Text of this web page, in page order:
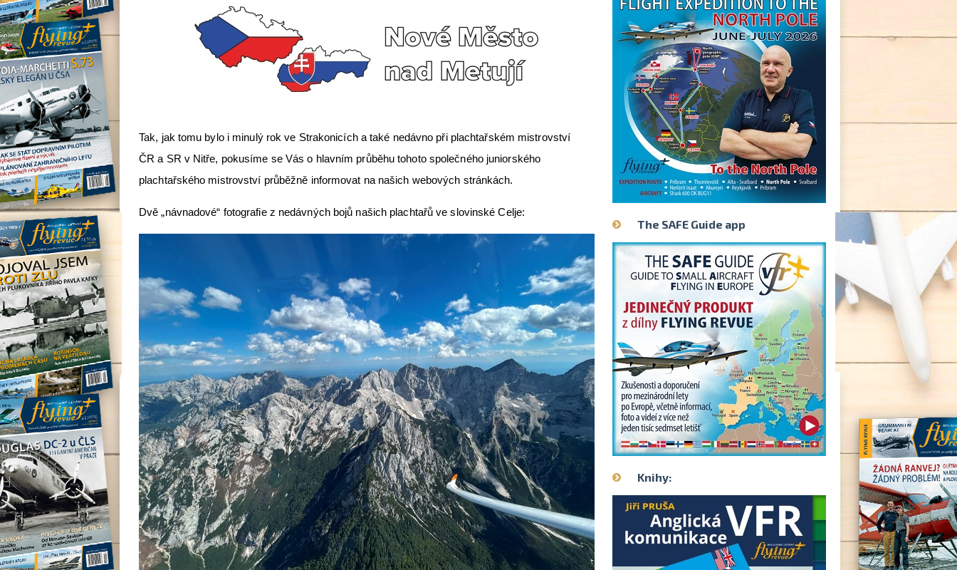
Tak, jak tomu bylo i minulý rok ve Strakonicích a také nedávno při plachtařském mistrovství
ČR a SR v Nitře, pokusíme se Vás o hlavním průběhu tohoto společného juniorského
plachtařského mistrovství průběžně informovat na našich webových stránkách.
Dvě „návnadové“ fotografie z nedávných bojů našich plachtařů ve slovinské Celje:
The SAFE Guide app
Knihy: